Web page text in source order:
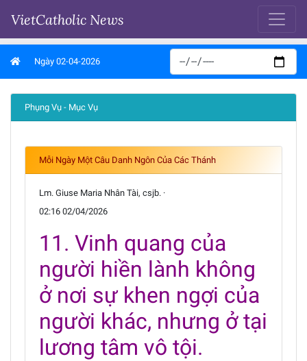
VietCatholic News
Ngày 02-04-2026
Phụng Vụ - Mục Vụ
Mỗi Ngày Một Câu Danh Ngôn Của Các Thánh
Lm. Giuse Maria Nhân Tài, csjb. ·
02:16 02/04/2026
11. Vinh quang của
người hiền lành không
ở nơi sự khen ngợi của
người khác, nhưng ở tại
lương tâm vô tội.